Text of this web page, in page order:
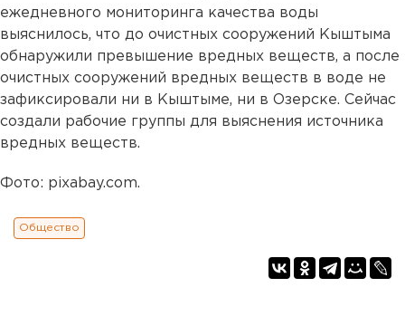
ежедневного мониторинга качества воды
выяснилось, что до очистных сооружений Кыштыма
обнаружили превышение вредных веществ, а после
очистных сооружений вредных веществ в воде не
зафиксировали ни в Кыштыме, ни в Озерске. Сейчас
создали рабочие группы для выяснения источника
вредных веществ.
Фото: pixabay.com.
Общество